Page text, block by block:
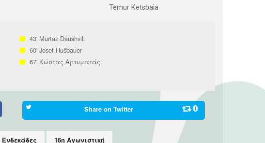
Temur Ketsbaia
43' Murtaz Daushvili
60' Josef Hušbauer
67' Κώστας Αρτυματάς
Share on Twitter 0
Ενδεκάδες 16η Αγωνιστική